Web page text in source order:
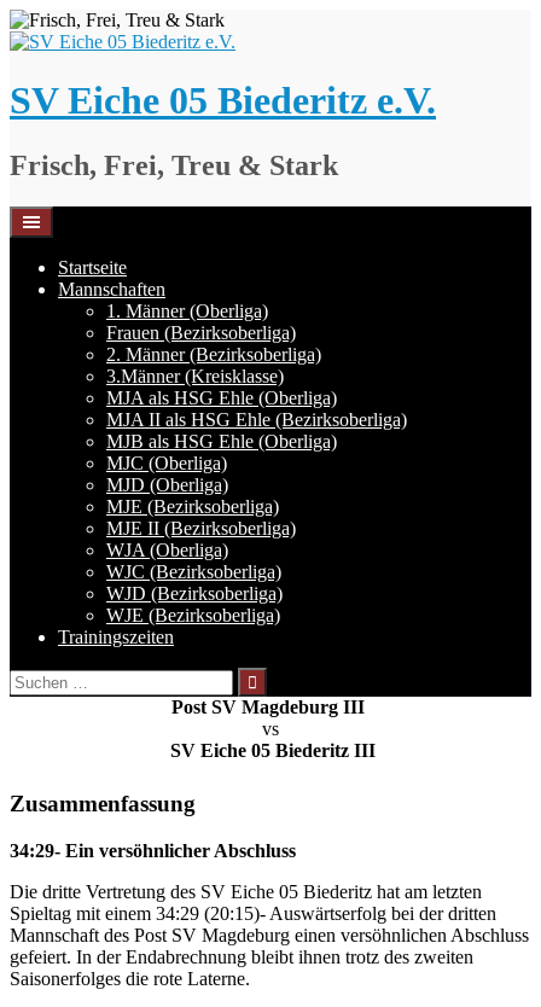
Springe
zum
SV Eiche 05 Biederitz e.V.
Frisch, Frei, Treu & Stark
Startseite
Mannschaften
1. Männer (Oberliga)
Frauen (Bezirksoberliga)
2. Männer (Bezirksoberliga)
3.Männer (Kreisklasse)
MJA als HSG Ehle (Oberliga)
MJA II als HSG Ehle (Bezirksoberliga)
MJB als HSG Ehle (Oberliga)
MJC (Oberliga)
MJD (Oberliga)
MJE (Bezirksoberliga)
MJE II (Bezirksoberliga)
WJA (Oberliga)
WJC (Bezirksoberliga)
WJD (Bezirksoberliga)
WJE (Bezirksoberliga)
Trainingszeiten
Suchen
nach:
Post SV Magdeburg III
vs
SV Eiche 05 Biederitz III
Zusammenfassung
34:29- Ein versöhnlicher Abschluss
Die dritte Vertretung des SV Eiche 05 Biederitz hat am letzten
Spieltag mit einem 34:29 (20:15)- Auswärtserfolg bei der dritten
Mannschaft des Post SV Magdeburg einen versöhnlichen Abschluss
gefeiert. In der Endabrechnung bleibt ihnen trotz des zweiten
Saisonerfolges die rote Laterne.